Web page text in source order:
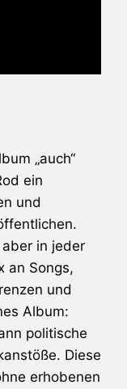
„auch“
ein
und
in jeder
an Songs,
und
Album:
politische
Diese
erhobenen